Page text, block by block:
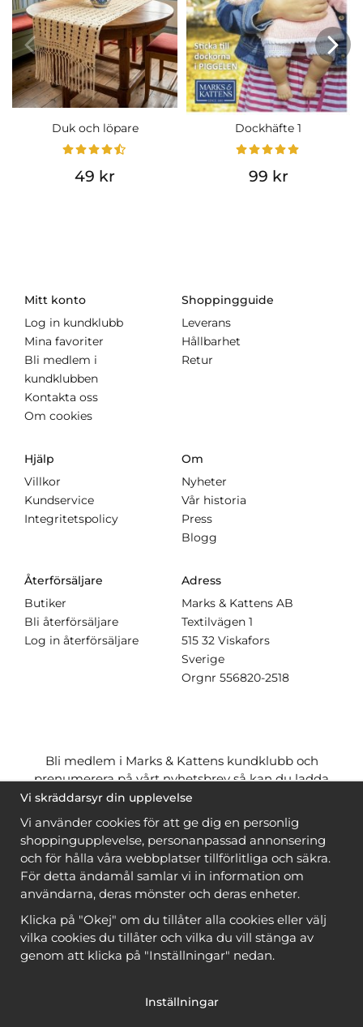
Duk och löpare
49 kr
Dockhäfte 1
99 kr
Mitt konto
Log in kundklubb
Mina favoriter
Bli medlem i
kundklubben
Kontakta oss
Om cookies
Shoppingguide
Leverans
Hållbarhet
Retur
Hjälp
Villkor
Kundservice
Integritetspolicy
Om
Nyheter
Vår historia
Press
Blogg
Återförsäljare
Butiker
Bli återförsäljare
Log in återförsäljare
Adress
Marks & Kattens AB
Textilvägen 1
515 32 Viskafors
Sverige
Orgnr 556820-2518
Bli medlem i Marks & Kattens kundklubb och
prenumerera på vårt nyhetsbrev så kan du ladda
ner många mönstergratisoch få många
när du handlar garn till mönstret. Du ser vilka som
är
gratis när du är inloggad
Bli medlem
Copyright © 2026, Marks & Kattens AB
Vi skräddarsyr din upplevelse
Vi använder cookies för att ge dig en personlig
shoppingupplevelse, personanpassad annonsering
och för hålla våra webbplatser tillförlitliga och säkra.
För detta ändamål samlar vi in information om
användarna, deras mönster och deras enheter.
Klicka på "Okej" om du tillåter alla cookies eller välj
vilka cookies du tillåter och vilka du vill stänga av
genom att klicka på "Inställningar" nedan.
Inställningar